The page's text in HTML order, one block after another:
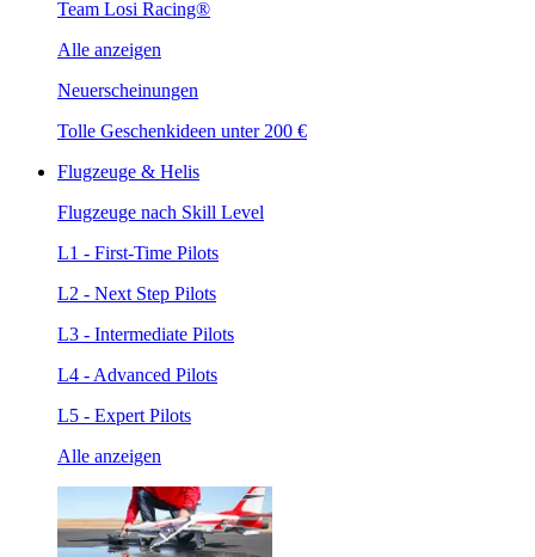
Team Losi Racing®
Alle anzeigen
Neuerscheinungen
Tolle Geschenkideen unter 200 €
Flugzeuge & Helis
Flugzeuge nach Skill Level
L1 - First-Time Pilots
L2 - Next Step Pilots
L3 - Intermediate Pilots
L4 - Advanced Pilots
L5 - Expert Pilots
Alle anzeigen